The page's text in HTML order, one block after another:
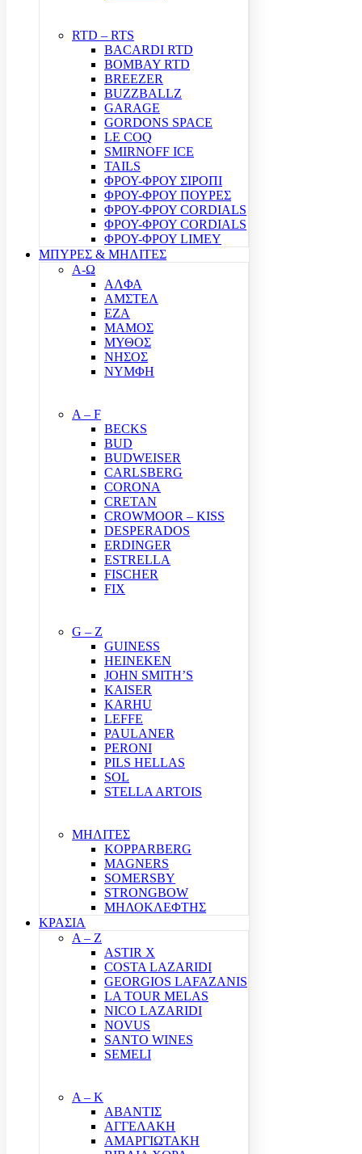
RTD – RTS
BACARDI RTD
BOMBAY RTD
BREEZER
BUZZBALLZ
GARAGE
GORDONS SPACE
LE COQ
SMIRNOFF ICE
TAILS
ΦΡΟΥ-ΦΡΟΥ ΣΙΡΟΠΙ
ΦΡΟΥ-ΦΡΟΥ ΠΟΥΡΕΣ
ΦΡΟΥ-ΦΡΟΥ CORDIALS
ΦΡΟΥ-ΦΡΟΥ CORDIALS
ΦΡΟΥ-ΦΡΟΥ LIMEY
ΜΠΥΡΕΣ & ΜΗΛΙΤΕΣ
Α-Ω
ΑΛΦΑ
ΑΜΣΤΕΛ
ΕΖΑ
ΜΑΜΟΣ
ΜΥΘΟΣ
ΝΗΣΟΣ
ΝΥΜΦΗ
A – F
BECKS
BUD
BUDWEISER
CARLSBERG
CORONA
CRETAN
CROWMOOR – KISS
DESPERADOS
ERDINGER
ESTRELLA
FISCHER
FIX
G – Z
GUINESS
HEINEKEN
JOHN SMITH’S
KAISER
KARHU
LEFFE
PAULANER
PERONI
PILS HELLAS
SOL
STELLA ARTOIS
ΜΗΛΙΤΕΣ
KOPPARBERG
MAGNERS
SOMERSBY
STRONGBOW
ΜΗΛΟΚΛΕΦΤΗΣ
ΚΡΑΣΙΑ
A – Z
ASTIR X
COSTA LAZARIDI
GEORGIOS LAFAZANIS
LA TOUR MELAS
NICO LAZARIDI
NOVUS
SANTO WINES
SEMELI
Α – Κ
ΑΒΑΝΤΙΣ
ΑΓΓΕΛΑΚΗ
ΑΜΑΡΓΙΩΤΑΚΗ